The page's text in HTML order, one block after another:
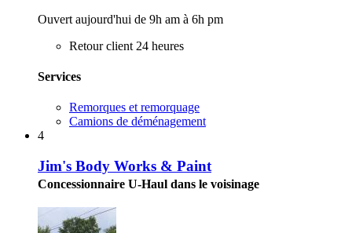
Ouvert aujourd'hui de 9h am à 6h pm
Retour client 24 heures
Services
Remorques et remorquage
Camions de déménagement
4
Jim's Body Works & Paint
Concessionnaire U-Haul dans le voisinage